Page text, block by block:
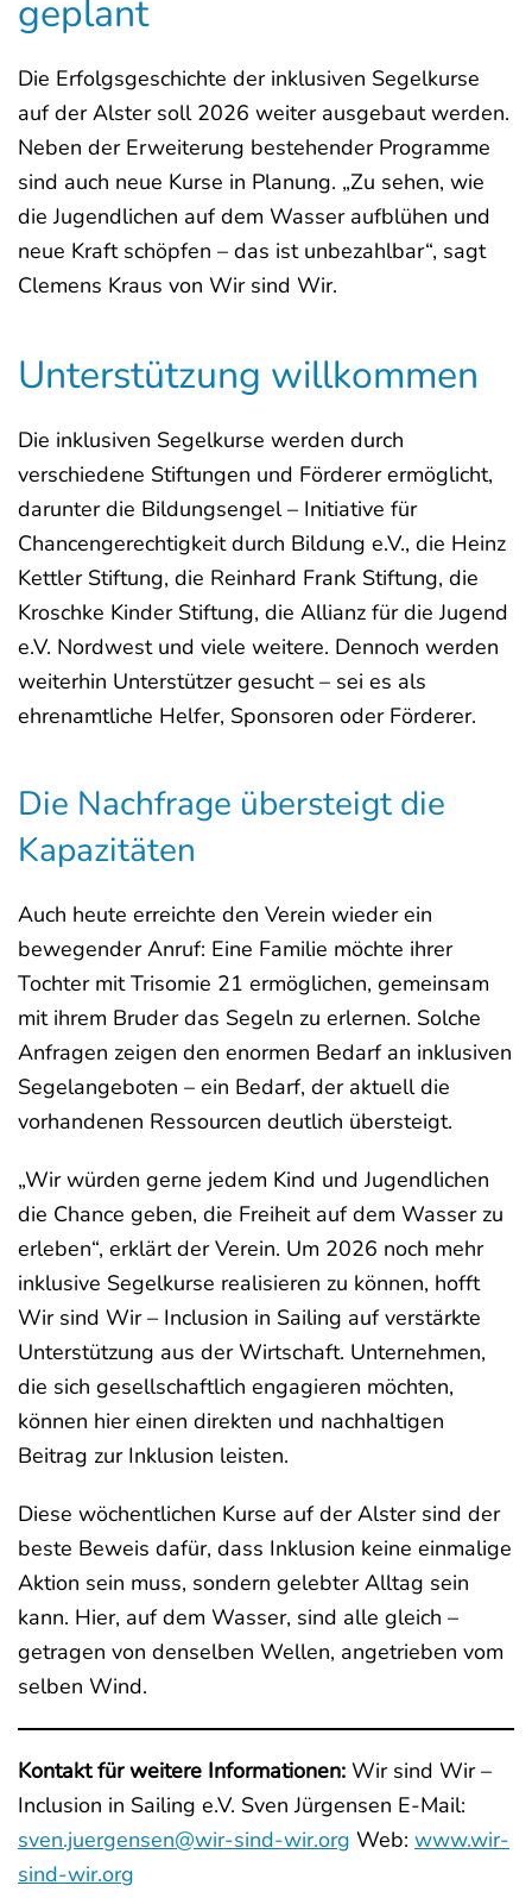
geplant
Die Erfolgsgeschichte der inklusiven Segelkurse
auf der Alster soll 2026 weiter ausgebaut werden.
Neben der Erweiterung bestehender Programme
sind auch neue Kurse in Planung. „Zu sehen, wie
die Jugendlichen auf dem Wasser aufblühen und
neue Kraft schöpfen – das ist unbezahlbar“, sagt
Clemens Kraus von Wir sind Wir.
Unterstützung willkommen
Die inklusiven Segelkurse werden durch
verschiedene Stiftungen und Förderer ermöglicht,
darunter die Bildungsengel – Initiative für
Chancengerechtigkeit durch Bildung e.V., die Heinz
Kettler Stiftung, die Reinhard Frank Stiftung, die
Kroschke Kinder Stiftung, die Allianz für die Jugend
e.V. Nordwest und viele weitere. Dennoch werden
weiterhin Unterstützer gesucht – sei es als
ehrenamtliche Helfer, Sponsoren oder Förderer.
Die Nachfrage übersteigt die
Kapazitäten
Auch heute erreichte den Verein wieder ein
bewegender Anruf: Eine Familie möchte ihrer
Tochter mit Trisomie 21 ermöglichen, gemeinsam
mit ihrem Bruder das Segeln zu erlernen. Solche
Anfragen zeigen den enormen Bedarf an inklusiven
Segelangeboten – ein Bedarf, der aktuell die
vorhandenen Ressourcen deutlich übersteigt.
„Wir würden gerne jedem Kind und Jugendlichen
die Chance geben, die Freiheit auf dem Wasser zu
erleben“, erklärt der Verein. Um 2026 noch mehr
inklusive Segelkurse realisieren zu können, hofft
Wir sind Wir – Inclusion in Sailing auf verstärkte
Unterstützung aus der Wirtschaft. Unternehmen,
die sich gesellschaftlich engagieren möchten,
können hier einen direkten und nachhaltigen
Beitrag zur Inklusion leisten.
Diese wöchentlichen Kurse auf der Alster sind der
beste Beweis dafür, dass Inklusion keine einmalige
Aktion sein muss, sondern gelebter Alltag sein
kann. Hier, auf dem Wasser, sind alle gleich –
getragen von denselben Wellen, angetrieben vom
selben Wind.
Kontakt für weitere Informationen: Wir sind Wir –
Inclusion in Sailing e.V. Sven Jürgensen E-Mail:
sven.juergensen@wir-sind-wir.org Web: www.wir-
sind-wir.org